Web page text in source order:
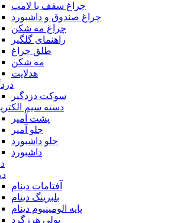
چراغ سقف با لامپ
چراغ صندوق و داشبورد
چراغ مه شکن
راهنمای گلگیر
طلق چراغ
مه شکن
هدلایت
سوکت دزدگیر
دسته سیم
پشت آمپر
جلو آمپر
جلو داشبورد
داشبورد
آفتامات دینام
بلبرینگ دینام
پایه الومینیوم دینام
پولی هرزگرد